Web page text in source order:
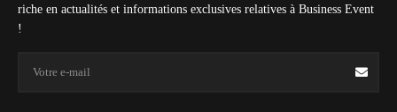
riche en actualités et informations exclusives relatives à Business Event
!